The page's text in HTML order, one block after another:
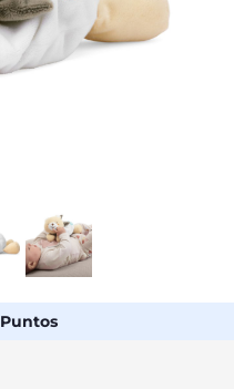
Puntos